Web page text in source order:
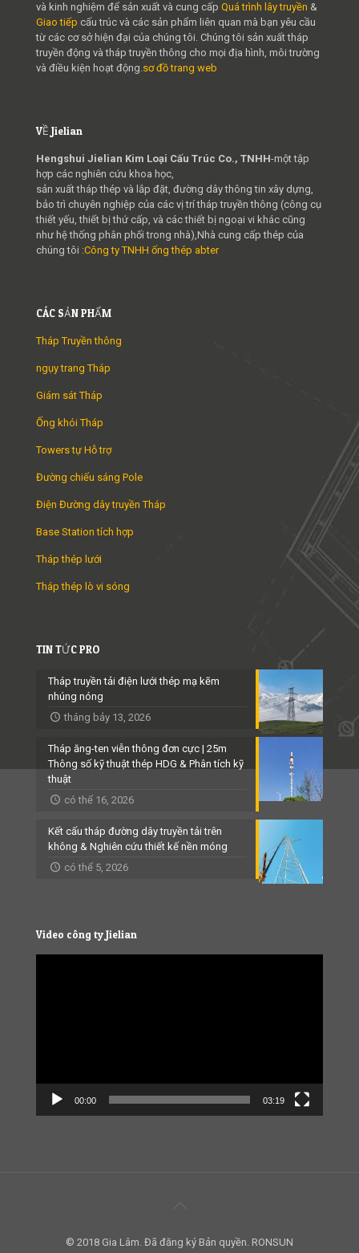
và kinh nghiệm để sản xuất và cung cấp Quá trình lây truyền &
Giao tiếp cấu trúc và các sản phẩm liên quan mà bạn yêu cầu
từ các cơ sở hiện đại của chúng tôi. Chúng tôi sản xuất tháp
truyền động và tháp truyền thông cho mọi địa hình, môi trường
và điều kiện hoạt động.sơ đồ trang web
VỀ Jielian
Hengshui Jielian Kim Loại Cấu Trúc Co., TNHH-một tập
hợp các nghiên cứu khoa học,
sản xuất tháp thép và lắp đặt, đường dây thông tin xây dựng,
bảo trì chuyên nghiệp của các vị trí tháp truyền thông (công cụ
thiết yếu, thiết bị thứ cấp, và các thiết bị ngoại vi khác cũng
như hệ thống phân phối trong nhà),Nhà cung cấp thép của
chúng tôi :Công ty TNHH ống thép abter
CÁC SẢN PHẨM
Tháp Truyền thông
ngụy trang Tháp
Giám sát Tháp
Ống khói Tháp
Towers tự Hỗ trợ
Đường chiếu sáng Pole
Điện Đường dây truyền Tháp
Base Station tích hợp
Tháp thép lưới
Tháp thép lò vi sóng
TIN TỨC PRO
Tháp truyền tải điện lưới thép mạ kẽm
nhúng nóng
tháng bảy 13, 2026
Tháp ăng-ten viễn thông đơn cực | 25m
Thông số kỹ thuật thép HDG & Phân tích kỹ
thuật
có thể 16, 2026
Kết cấu tháp đường dây truyền tải trên
không & Nghiên cứu thiết kế nền móng
có thể 5, 2026
Video công ty Jielian
00:00 03:19
© 2018 Gia Lâm. Đã đăng ký Bản quyền. RONSUN